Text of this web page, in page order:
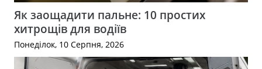
Як заощадити пальне: 10 простих
хитрощів для водіїв
Понеділок, 10 Серпня, 2026